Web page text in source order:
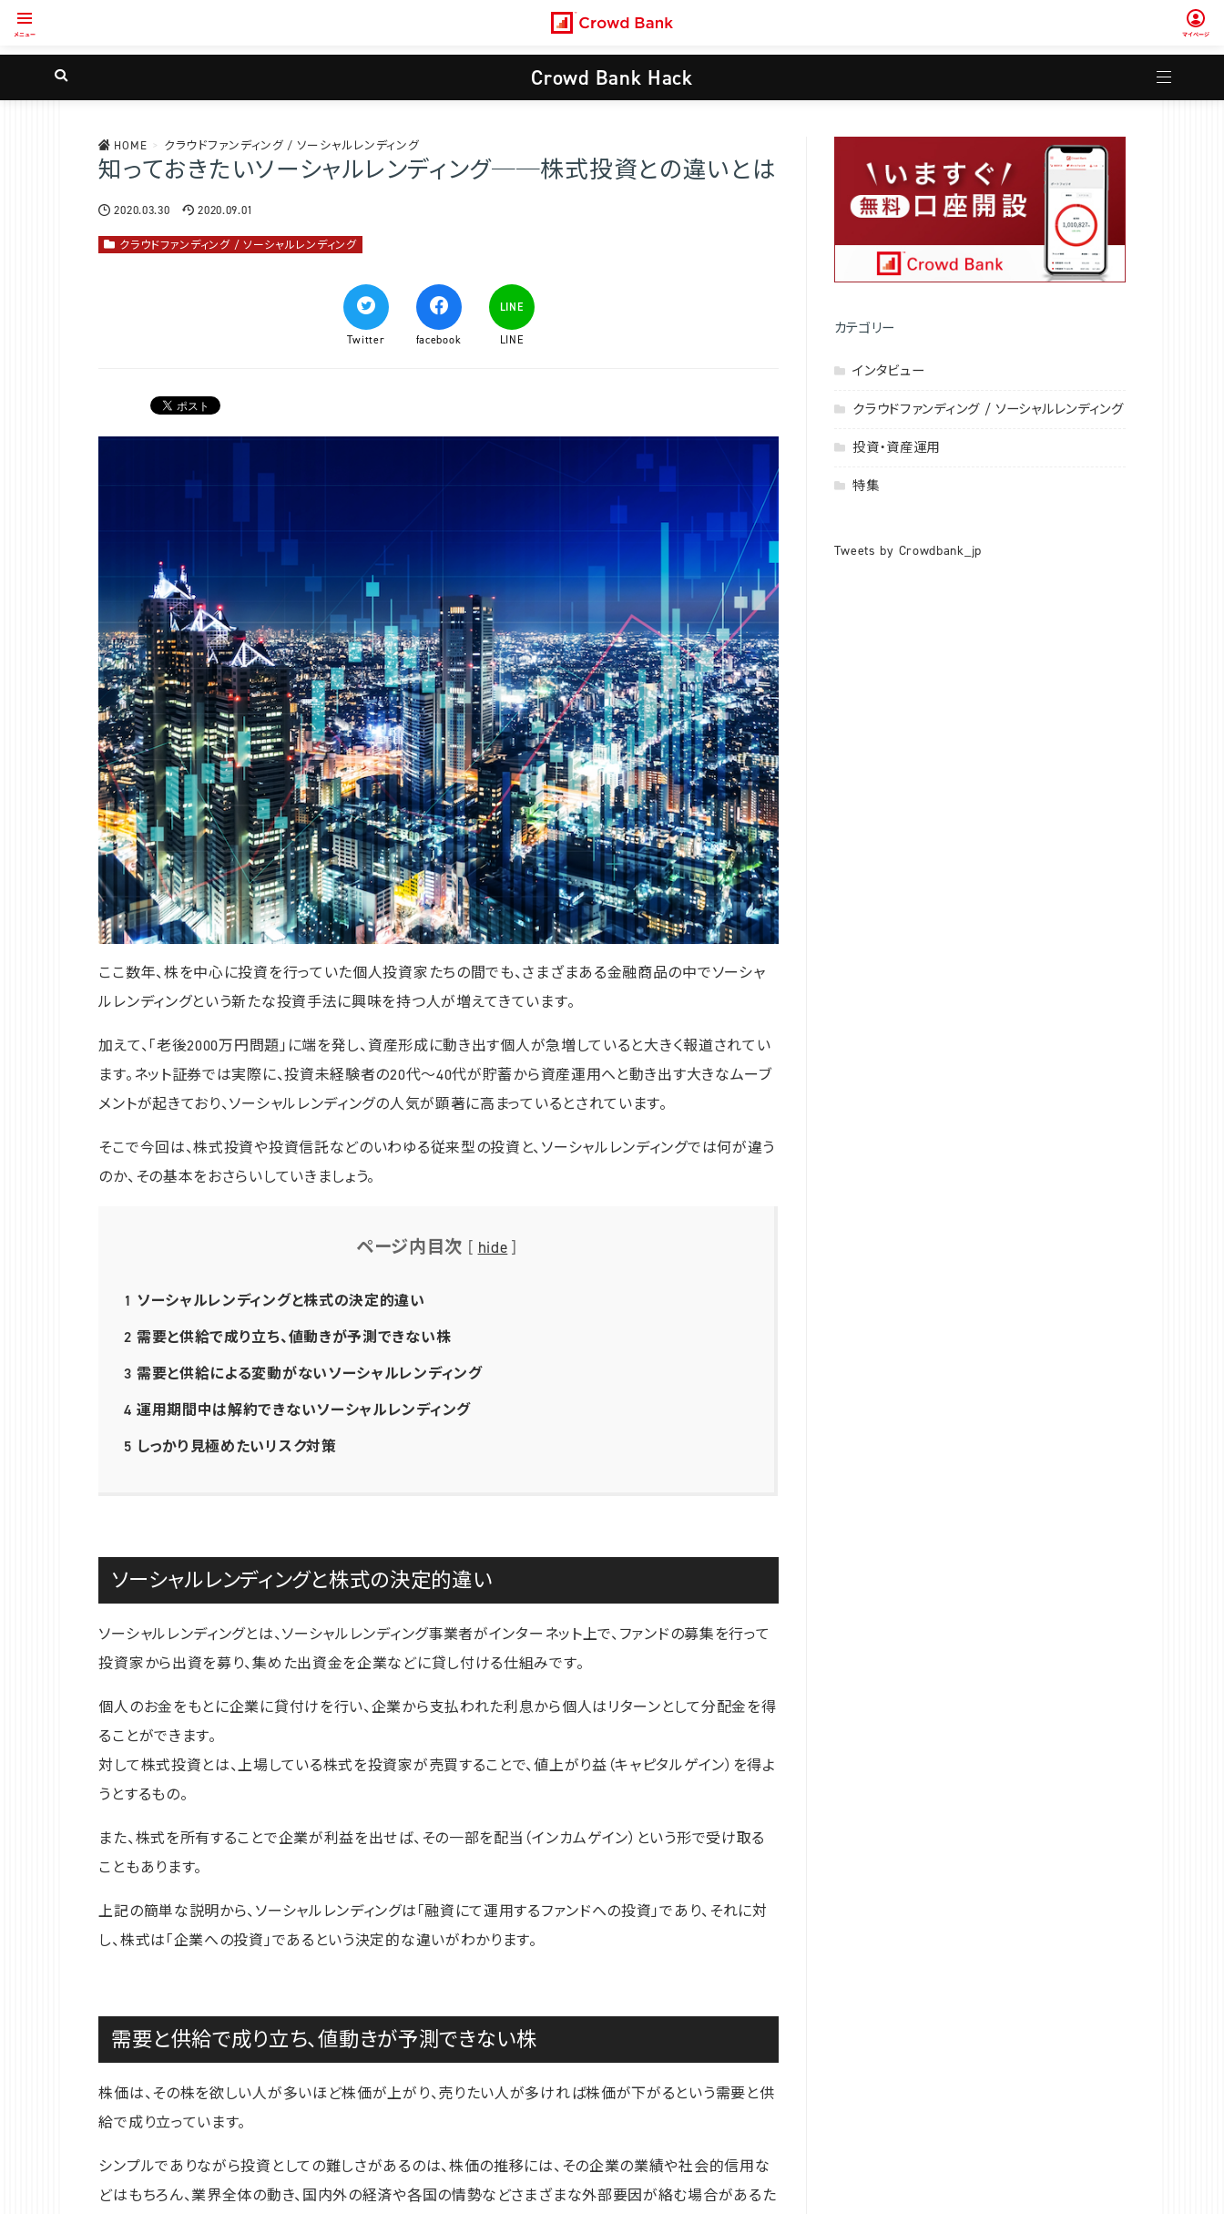
Crowd Bank Hack
HOME > クラウドファンディング / ソーシャルレンディング
知っておきたいソーシャルレンディング──株式投資との違いとは
2020.03.30 2020.09.01
クラウドファンディング / ソーシャルレンディング
Twitter facebook
LINE
LINE
ここ数年、株を中心に投資を行っていた個人投資家たちの間でも、さまざまある金融商品の中でソーシャ
ルレンディングという新たな投資手法に興味を持つ人が増えてきています。
加えて、「老後2000万円問題」に端を発し、資産形成に動き出す個人が急増していると大きく報道されてい
ます。ネット証券では実際に、投資未経験者の20代〜40代が貯蓄から資産運用へと動き出す大きなムーブ
メントが起きており、ソーシャルレンディングの人気が顕著に高まっているとされています。
そこで今回は、株式投資や投資信託などのいわゆる従来型の投資と、ソーシャルレンディングでは何が違う
のか、その基本をおさらいしていきましょう。
ページ内目次 [ hide ]
1 ソーシャルレンディングと株式の決定的違い
2 需要と供給で成り立ち、値動きが予測できない株
3 需要と供給による変動がないソーシャルレンディング
4 運用期間中は解約できないソーシャルレンディング
5 しっかり見極めたいリスク対策
ソーシャルレンディングと株式の決定的違い
ソーシャルレンディングとは、ソーシャルレンディング事業者がインターネット上で、ファンドの募集を行って
投資家から出資を募り、集めた出資金を企業などに貸し付ける仕組みです。
個人のお金をもとに企業に貸付けを行い、企業から支払われた利息から個人はリターンとして分配金を得
ることができます。
対して株式投資とは、上場している株式を投資家が売買することで、値上がり益（キャピタルゲイン）を得よ
うとするもの。
また、株式を所有することで企業が利益を出せば、その一部を配当（インカムゲイン）という形で受け取る
こともあります。
上記の簡単な説明から、ソーシャルレンディングは「融資にて運用するファンドへの投資」であり、それに対
し、株式は「企業への投資」であるという決定的な違いがわかります。
需要と供給で成り立ち、値動きが予測できない株
株価は、その株を欲しい人が多いほど株価が上がり、売りたい人が多ければ株価が下がるという需要と供
給で成り立っています。
シンプルでありながら投資としての難しさがあるのは、株価の推移には、その企業の業績や社会的信用な
どはもちろん、業界全体の動き、国内外の経済や各国の情勢などさまざまな外部要因が絡む場合があるた
カテゴリー
インタビュー
クラウドファンディング / ソーシャルレンディング
投資・資産運用
特集
Tweets by Crowdbank_jp